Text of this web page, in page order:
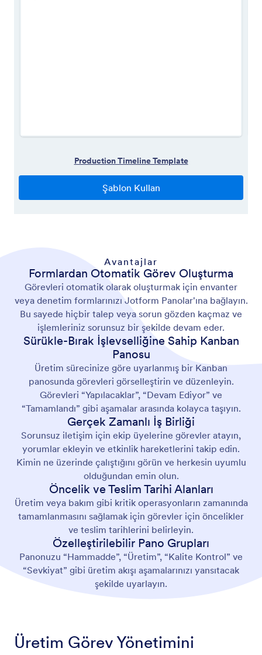
Avantajlar
Formlardan Otomatik Görev Oluşturma
Görevleri otomatik olarak oluşturmak için envanter
veya denetim formlarınızı Jotform Panolar'ına bağlayın.
Bu sayede hiçbir talep veya sorun gözden kaçmaz ve
işlemleriniz sorunsuz bir şekilde devam eder.
Sürükle-Bırak İşlevselliğine Sahip Kanban
Panosu
Üretim sürecinize göre uyarlanmış bir Kanban
panosunda görevleri görselleştirin ve düzenleyin.
Görevleri “Yapılacaklar”, “Devam Ediyor” ve
“Tamamlandı” gibi aşamalar arasında kolayca taşıyın.
Gerçek Zamanlı İş Birliği
Sorunsuz iletişim için ekip üyelerine görevler atayın,
yorumlar ekleyin ve etkinlik hareketlerini takip edin.
Kimin ne üzerinde çalıştığını görün ve herkesin uyumlu
olduğundan emin olun.
Öncelik ve Teslim Tarihi Alanları
Üretim veya bakım gibi kritik operasyonların zamanında
tamamlanmasını sağlamak için görevler için öncelikler
ve teslim tarihlerini belirleyin.
Özelleştirilebilir Pano Grupları
Panonuzu “Hammadde”, “Üretim”, “Kalite Kontrol” ve
“Sevkiyat” gibi üretim akışı aşamalarınızı yansıtacak
şekilde uyarlayın.
Üretim Görev Yönetimini